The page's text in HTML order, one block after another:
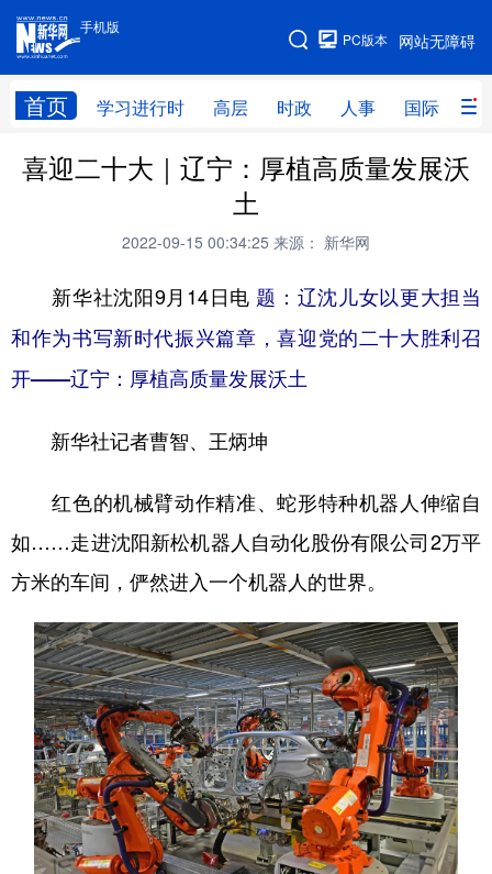
手机版
网站无障碍
PC版本
首页 学习进行时 高层 时政 人事 国际 财
手机版
网站地图
学习进行时 高层 时政 人事
全球连线
科技 科创 量子 体育
文化 书画 健康 军事
视频
法律 中央文件
食品 人居 信息化 数字经济
学术中国 乡村振兴 银龄 溯源中国
城市 旅游 能源
彩票 娱乐 时尚 悦读
公益 一带一路 亚太网 上市公司
文化产业
地方频道
北京 天津 河北 山西
喜迎二十大｜辽宁：厚植高质量发展沃
土
2022-09-15 00:34:25 来源： 新华网
新华社沈阳9月14日电 题：辽沈儿女以更大担当
和作为书写新时代振兴篇章，喜迎党的二十大胜利召
开——辽宁：厚植高质量发展沃土
新华社记者曹智、王炳坤
红色的机械臂动作精准、蛇形特种机器人伸缩自
如……走进沈阳新松机器人自动化股份有限公司2万平
方米的车间，俨然进入一个机器人的世界。